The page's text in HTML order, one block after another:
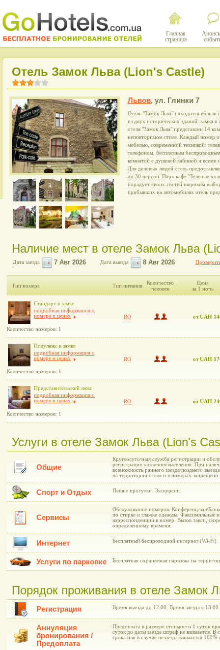
Главная
страница
Отель Замок Льва (Lion's Castle)
Львов, ул. Глинки 7
Отель "Замок Льва" находится вблизи
из двух исторических зданий: замка
отеля "Замок Льва" представлен 14
неповторимом стиле. Каждый номер
мебелью, современной техникой:
телефоном, бесплатным
комнатой с душевой кабиной и
Для деловых людей отель
до 30 персон. Парк-кафе "Зеленые
порадует своих гостей широким
прибывших на автомобилях отель
Наличие мест в отеле Замок Льва
Дата заезда Дата выезда
Тип номера Тип питания
Количество
человек
Цена
за 1 ночь
Стандарт в замке
подробная информация о
номере и ценах
Количество номеров: 1
RO от UAH
Полулюкс в замке
подробная информация о
номере и ценах
Количество номеров: 1
RO от UAH
Представительский люкс
подробная информация о
номере и ценах
Количество номеров: 1
RO от UAH
Услуги в отеле Замок Льва (Lion's
Общие
Круглосуточная служба регистрации и
регистрация заселения/выселения. При
возможность раннего заезда/позднего
на территории отеля и в номерах
Спорт и Отдых Пешие прогулки. Экскурсии.
Сервисы
Обслуживание номеров. Конференц-зал/
по стирке и глажке одежды. Факсимильные
корреспонденции в номер. Вызов такси,
определенному времени.
Интернет Бесплатный беспроводной интернет (Wi-Fi).
Услуги по парковке Бесплатная охраняемая парковка на
Порядок проживания в отеле Замок
Регистрация Время выезда до 12.00. Время заезда с 13.00.
Аннуляция
бронирования /
Предоплата
Предоплата в размере стоимости 1 суток
суток до даты заезда штраф не взимается. В
срока или в случае незаезда взимается